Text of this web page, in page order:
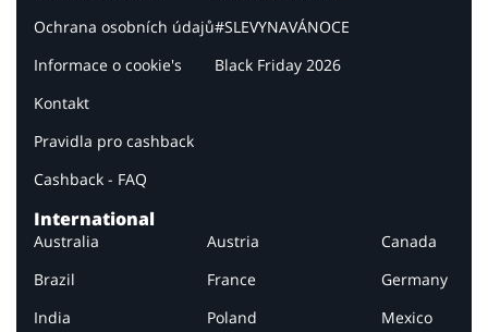
Ochrana osobních údajů
Informace o cookie's
Kontakt
Pravidla pro cashback
Cashback - FAQ
#SLEVYNAVÁNOCE
Black Friday 2026
International
Australia Austria
Canada
Brazil
France
Germany
India
Poland
Mexico